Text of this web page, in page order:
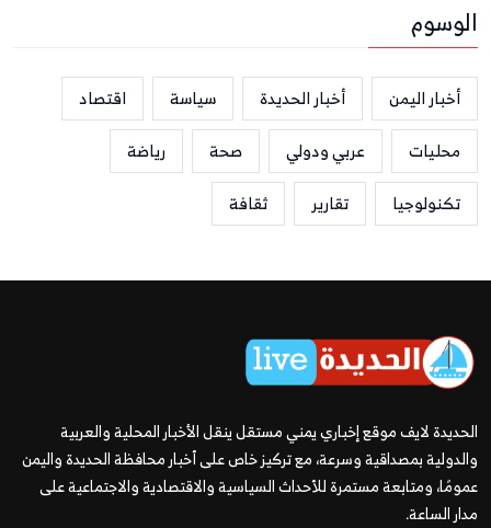
الوسوم
أخبار اليمن أخبار الحديدة سياسة
اقتصاد
محليات
عربي ودولي صحة
رياضة
تكنولوجيا
تقارير ثقافة
الحديدة لايف موقع إخباري يمني مستقل ينقل الأخبار المحلية والعربية
والدولية بمصداقية وسرعة، مع تركيز خاص على أخبار محافظة الحديدة واليمن
عمومًا، ومتابعة مستمرة للأحداث السياسية والاقتصادية والاجتماعية على
مدار الساعة.